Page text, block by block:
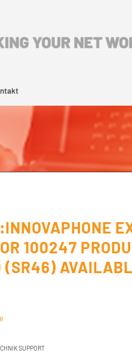
100247
SUPPORT